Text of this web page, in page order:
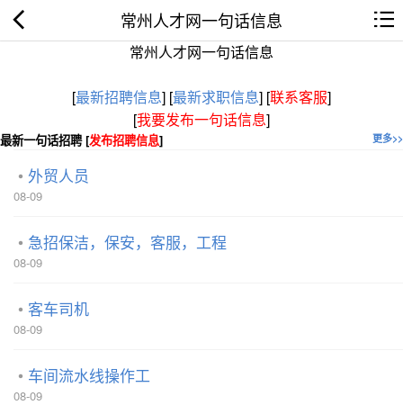
常州人才网一句话信息
常州人才网一句话信息
[最新招聘信息] [最新求职信息] [联系客服]
[我要发布一句话信息]
更多>>
最新一句话招聘 [发布招聘信息]
外贸人员
08-09
急招保洁，保安，客服，工程
08-09
客车司机
08-09
车间流水线操作工
08-09